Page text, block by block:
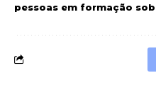
pessoas em formação